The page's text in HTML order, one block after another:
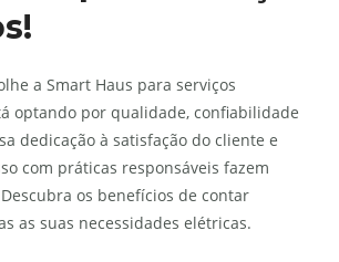
a Smart Haus para serviços
optando por qualidade, confiabilidade
dedicação à satisfação do cliente e
com práticas responsáveis fazem
os benefícios de contar
as suas necessidades elétricas.